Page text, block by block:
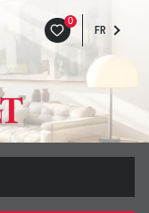
0
FR